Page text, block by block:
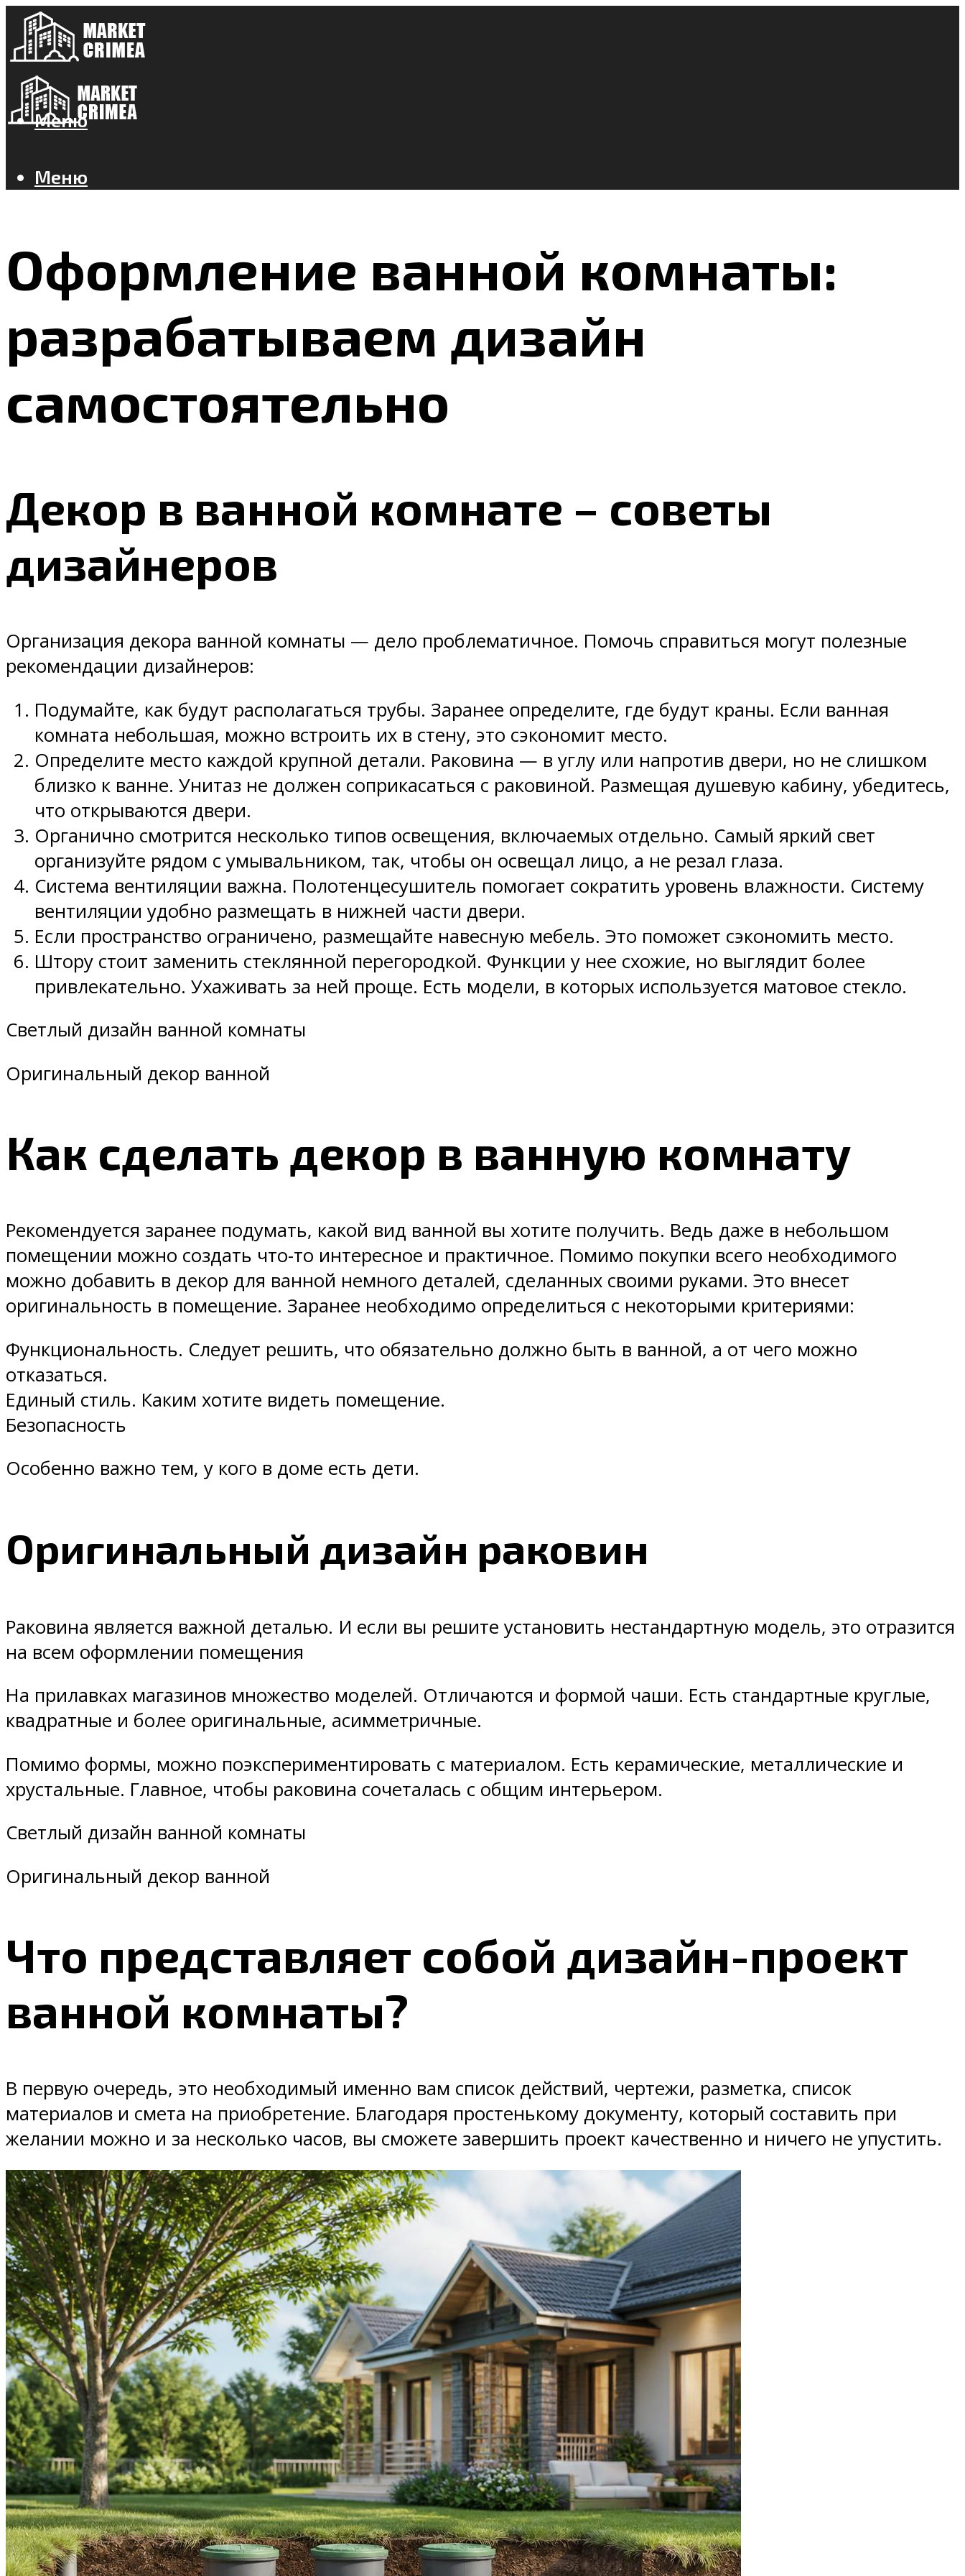
Меню
Меню
Оформление ванной комнаты:
разрабатываем дизайн
самостоятельно
Декор в ванной комнате – советы
дизайнеров
Организация декора ванной комнаты — дело проблематичное. Помочь справиться могут полезные
рекомендации дизайнеров:
Подумайте, как будут располагаться трубы. Заранее определите, где будут краны. Если ванная
комната небольшая, можно встроить их в стену, это сэкономит место.
Определите место каждой крупной детали. Раковина — в углу или напротив двери, но не слишком
близко к ванне. Унитаз не должен соприкасаться с раковиной. Размещая душевую кабину, убедитесь,
что открываются двери.
Органично смотрится несколько типов освещения, включаемых отдельно. Самый яркий свет
организуйте рядом с умывальником, так, чтобы он освещал лицо, а не резал глаза.
Система вентиляции важна. Полотенцесушитель помогает сократить уровень влажности. Систему
вентиляции удобно размещать в нижней части двери.
Если пространство ограничено, размещайте навесную мебель. Это поможет сэкономить место.
Штору стоит заменить стеклянной перегородкой. Функции у нее схожие, но выглядит более
привлекательно. Ухаживать за ней проще. Есть модели, в которых используется матовое стекло.
Светлый дизайн ванной комнаты
Оригинальный декор ванной
Как сделать декор в ванную комнату
Рекомендуется заранее подумать, какой вид ванной вы хотите получить. Ведь даже в небольшом
помещении можно создать что-то интересное и практичное. Помимо покупки всего необходимого
можно добавить в декор для ванной немного деталей, сделанных своими руками. Это внесет
оригинальность в помещение. Заранее необходимо определиться с некоторыми критериями:
Функциональность. Следует решить, что обязательно должно быть в ванной, а от чего можно
отказаться.
Единый стиль. Каким хотите видеть помещение.
Безопасность
Особенно важно тем, у кого в доме есть дети.
Оригинальный дизайн раковин
Раковина является важной деталью. И если вы решите установить нестандартную модель, это отразится
на всем оформлении помещения
На прилавках магазинов множество моделей. Отличаются и формой чаши. Есть стандартные круглые,
квадратные и более оригинальные, асимметричные.
Помимо формы, можно поэкспериментировать с материалом. Есть керамические, металлические и
хрустальные. Главное, чтобы раковина сочеталась с общим интерьером.
Светлый дизайн ванной комнаты
Оригинальный декор ванной
Что представляет собой дизайн-проект
ванной комнаты?
В первую очередь, это необходимый именно вам список действий, чертежи, разметка, список
материалов и смета на приобретение. Благодаря простенькому документу, который составить при
желании можно и за несколько часов, вы сможете завершить проект качественно и ничего не упустить.